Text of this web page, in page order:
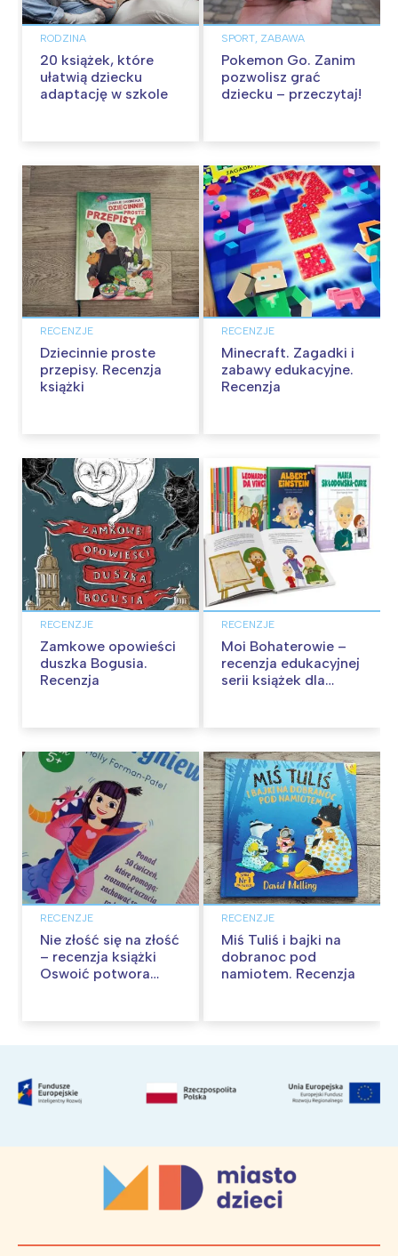
RODZINA
20 książek, które
ułatwią dziecku
adaptację w szkole
SPORT, ZABAWA
Pokemon Go. Zanim
pozwolisz grać
dziecku – przeczytaj!
RECENZJE
Dziecinnie proste
przepisy. Recenzja
książki
RECENZJE
Minecraft. Zagadki i
zabawy edukacyjne.
Recenzja
RECENZJE
Zamkowe opowieści
duszka Bogusia.
Recenzja
RECENZJE
Moi Bohaterowie –
recenzja edukacyjnej
serii książek dla
RECENZJE
Nie złość się na złość
– recenzja książki
Oswoić potwora
RECENZJE
Miś Tuliś i bajki na
dobranoc pod
namiotem. Recenzja